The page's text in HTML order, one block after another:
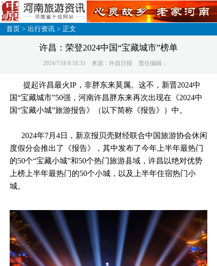
首页 >出行资讯 > 正文
许昌：荣登2024中国“宝藏城市”榜单
2024/7/18 8:18:33 来源：许昌日报 责任编辑：
提起许昌最火IP，非胖东来莫属。这不，新晋2024中
国“宝藏城市”50强，河南许昌胖东来再次出现在《2024中
国“宝藏小城”旅游报告》（以下简称《报告》）中。
2024年7月4日，新京报贝壳财经联合中国旅游协会休闲
度假分会推出了《报告》，其中发布了今年上半年最热门
的50个“宝藏小城”和50个热门旅游县域，许昌以绝对优势
上榜上半年最热门的50个小城，以及上半年住宿热门小
城。